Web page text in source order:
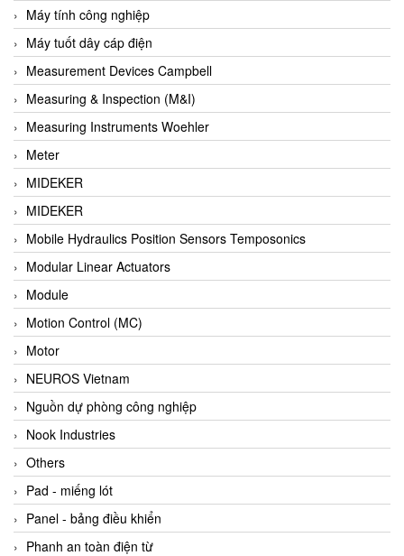
Balluff
BamBo Vietnam
Barel Vietnam
Barksdale
Bartec
Basco
Baumer
Baumuller Vietnam
Baykee
BBC Bircher Smart Access
BCS ITALY
BEA SENSORS
Beacon Extender
Beckhoff
Bedook
Bei Sensor
Beijer
Beinlich-pumps
Beka
BEKO
Máy tính công nghiệp
Máy tuốt dây cáp điện
Measurement Devices Campbell
Measuring & Inspection (M&I)
Measuring Instruments Woehler
Meter
MIDEKER
MIDEKER
Mobile Hydraulics Position Sensors Temposonics
Modular Linear Actuators
Module
Motion Control (MC)
Motor
NEUROS Vietnam
Nguồn dự phòng công nghiệp
Nook Industries
Others
Pad - miếng lót
Panel - bảng điều khiển
Phanh an toàn điện từ